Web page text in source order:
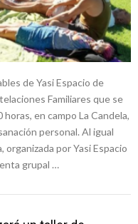
de Yasi Espacio de
Familiares que se
en campo La Candela,
personal. Al igual
por Yasi Espacio
grupal …